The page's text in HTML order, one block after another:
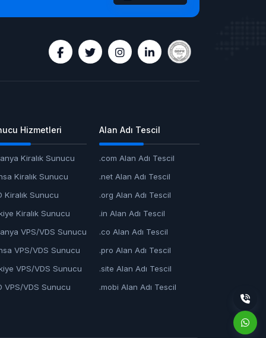
Hizmetleri
Kiralık Sunucu
Kiralık Sunucu
Kiralık Sunucu
Kiralık Sunucu
VPS/VDS Sunucu
VPS/VDS Sunucu
VPS/VDS Sunucu
VPS/VDS Sunucu
Alan Adı Tescil
.com Alan Adı Tescil
.net Alan Adı Tescil
.org Alan Adı Tescil
.in Alan Adı Tescil
.co Alan Adı Tescil
.pro Alan Adı Tescil
.site Alan Adı Tescil
.mobi Alan Adı Tescil